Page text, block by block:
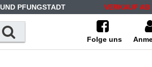
PFUNGSTADT VERKAUF
Folge uns